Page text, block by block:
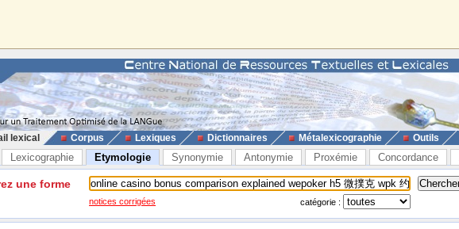
lexical Corpus Lexiques Dictionnaires Métalexicographie Outils
Lexicographie Etymologie Synonymie Antonymie Proxémie Concordance
une forme
notices corrigées catégorie :